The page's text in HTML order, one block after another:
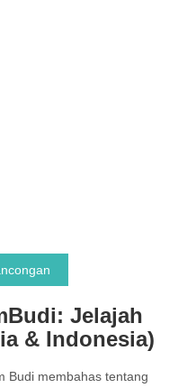
Jelajah
& Indonesia)
Budi membahas tentang